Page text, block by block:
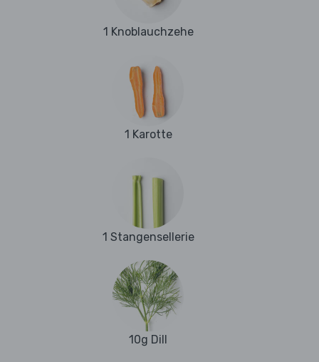
1 Knoblauchzehe
1 Karotte
1 Stangensellerie
10g Dill